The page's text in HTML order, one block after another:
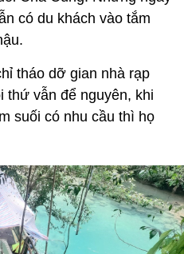
có du khách vào tắm
tháo dỡ gian nhà rạp
thứ vẫn để nguyên, khi
suối có nhu cầu thì họ